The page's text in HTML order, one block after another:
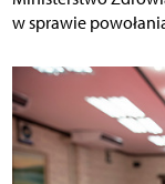
w sprawie